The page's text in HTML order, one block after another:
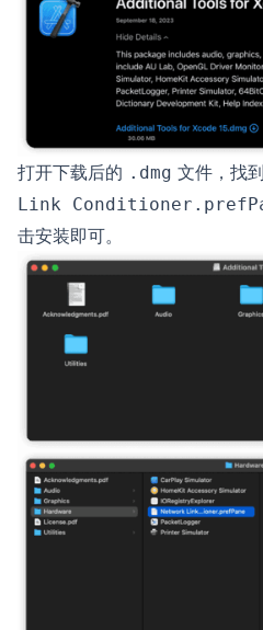
打开下载后的 .dmg 文件，找到
Link
击安装即可。